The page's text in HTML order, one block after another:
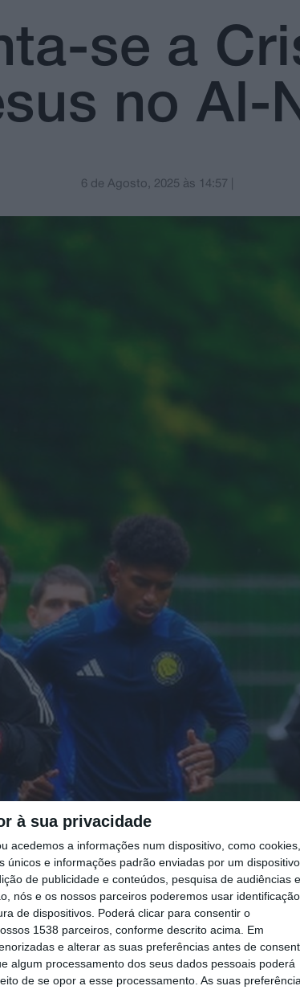
à sua privacidade
acedemos a informações num dispositivo, como
únicos e informações padrão enviadas por um dispositivo
de publicidade e conteúdos, pesquisa de audiências e
nós e os nossos parceiros poderemos usar
de dispositivos. Poderá clicar para consentir o
1538 parceiros, conforme descrito acima. Em
e alterar as suas preferências antes de
algum processamento dos seus dados pessoais poderá
de se opor a esse processamento. As suas
se a
no Al-
6 de Agosto, 2025 às 14:57